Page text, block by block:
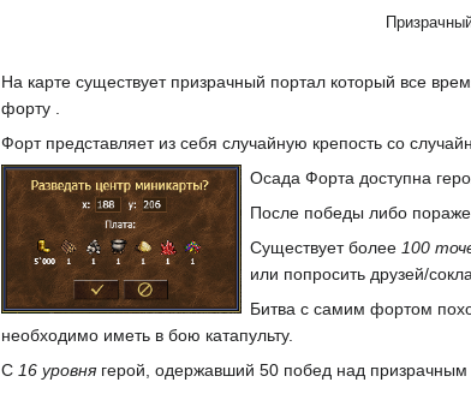
На карте существует призрачный портал который все
форту .
Форт представляет из себя случайную крепость со
Осада Форта доступна
После победы либо
Существует более 100
или попросить друзей/
Битва с самим фортом
необходимо иметь в бою катапульту.
C 16 уровня герой, одержавший 50 побед над призрачным